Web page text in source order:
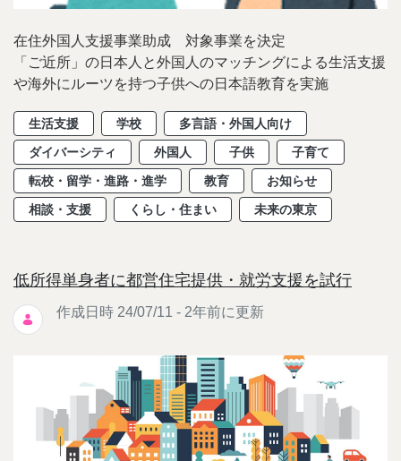
在住外国人支援事業助成 対象事業を決定
「ご近所」の日本人と外国人のマッチングによる生活支援
や海外にルーツを持つ子供への日本語教育を実施
生活支援 学校
多言語・外国人向け
ダイバーシティ
外国人 子供
子育て
転校・留学・進路・進学
教育
お知らせ
相談・支援
くらし・住まい 未来の東京
低所得単身者に都営住宅提供・就労支援を試行
作成日時 24/07/11 - 2年前に更新